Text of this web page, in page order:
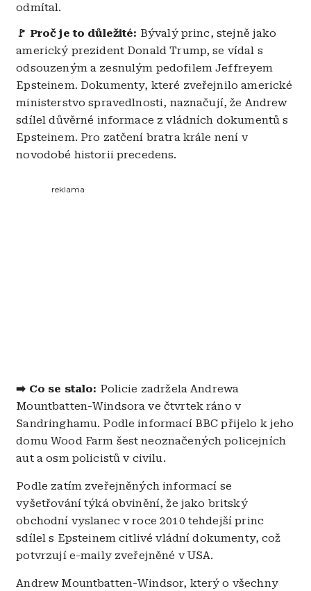
odmítal.
🚩 Proč je to důležité: Bývalý princ, stejně jako
americký prezident Donald Trump, se vídal s
odsouzeným a zesnulým pedofilem Jeffreyem
Epsteinem. Dokumenty, které zveřejnilo americké
ministerstvo spravedlnosti, naznačují, že Andrew
sdílel důvěrné informace z vládních dokumentů s
Epsteinem. Pro zatčení bratra krále není v
novodobé historii precedens.
reklama
➡️ Co se stalo: Policie zadržela Andrewa
Mountbatten-Windsora ve čtvrtek ráno v
Sandringhamu. Podle informací BBC přijelo k jeho
domu Wood Farm šest neoznačených policejních
aut a osm policistů v civilu.
Podle zatím zveřejněných informací se
vyšetřování týká obvinění, že jako britský
obchodní vyslanec v roce 2010 tehdejší princ
sdílel s Epsteinem citlivé vládní dokumenty, což
potvrzují e-maily zveřejněné v USA.
Andrew Mountbatten-Windsor, který o všechny